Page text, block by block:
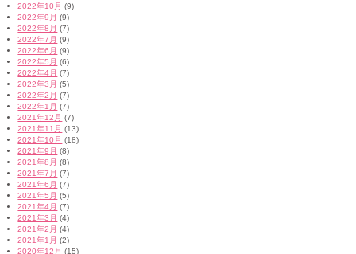
2022年10月 (9)
2022年9月 (9)
2022年8月 (7)
2022年7月 (9)
2022年6月 (9)
2022年5月 (6)
2022年4月 (7)
2022年3月 (5)
2022年2月 (7)
2022年1月 (7)
2021年12月 (7)
2021年11月 (13)
2021年10月 (18)
2021年9月 (8)
2021年8月 (8)
2021年7月 (7)
2021年6月 (7)
2021年5月 (5)
2021年4月 (7)
2021年3月 (4)
2021年2月 (4)
2021年1月 (2)
2020年12月 (15)